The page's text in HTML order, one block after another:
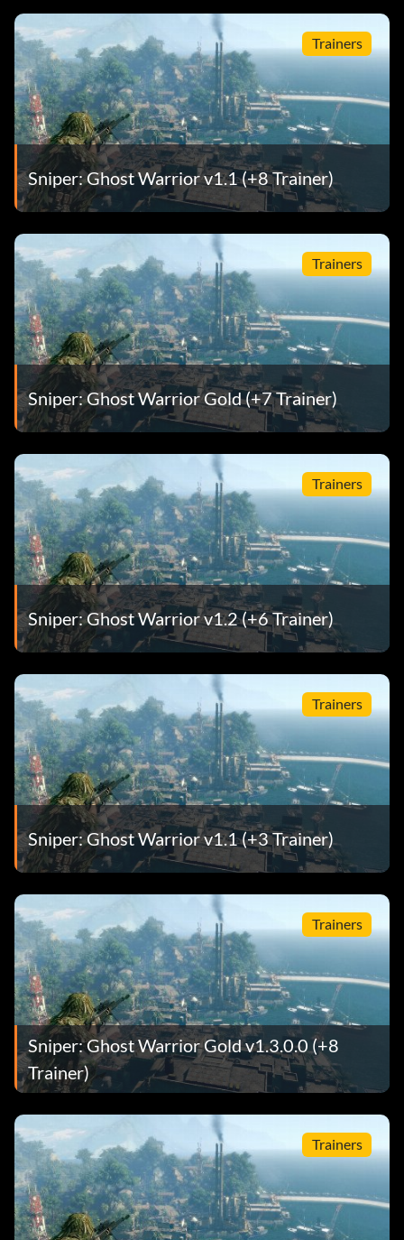
Trainers
Sniper: Ghost Warrior v1.1 (+8 Trainer)
Trainers
Sniper: Ghost Warrior Gold (+7 Trainer)
Trainers
Sniper: Ghost Warrior v1.2 (+6 Trainer)
Trainers
Sniper: Ghost Warrior v1.1 (+3 Trainer)
Trainers
Sniper: Ghost Warrior Gold v1.3.0.0 (+8
Trainer)
Trainers